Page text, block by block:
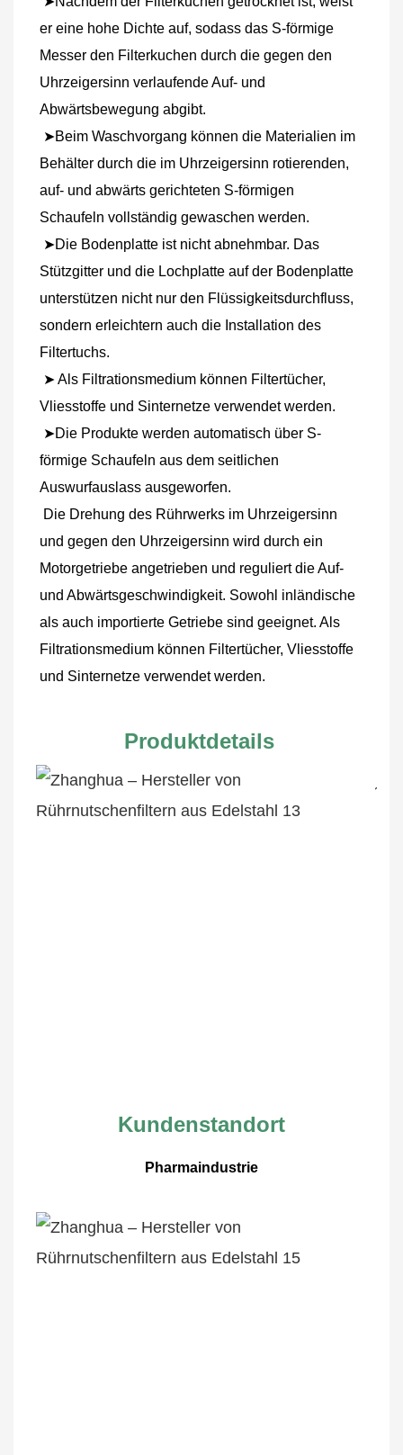
er eine hohe Dichte auf, sodass das S-förmige
Messer den Filterkuchen durch die gegen den
Uhrzeigersinn verlaufende Auf- und
Abwärtsbewegung abgibt.
Behälter durch die im Uhrzeigersinn rotierenden,
auf- und abwärts gerichteten S-förmigen
Schaufeln vollständig gewaschen werden.
Stützgitter und die Lochplatte auf der Bodenplatte
unterstützen nicht nur den Flüssigkeitsdurchfluss,
sondern erleichtern auch die Installation des
Filtertuchs.
➤ Als Filtrationsmedium können Filtertücher,
Vliesstoffe und Sinternetze verwendet werden.
förmige Schaufeln aus dem seitlichen
Auswurfauslass ausgeworfen.
und gegen den Uhrzeigersinn wird durch ein
Motorgetriebe angetrieben und reguliert die Auf-
und Abwärtsgeschwindigkeit. Sowohl inländische
als auch importierte Getriebe sind geeignet. Als
Filtrationsmedium können Filtertücher, Vliesstoffe
und Sinternetze verwendet werden.
Produktdetails
Kundenstandort
Pharmaindustrie